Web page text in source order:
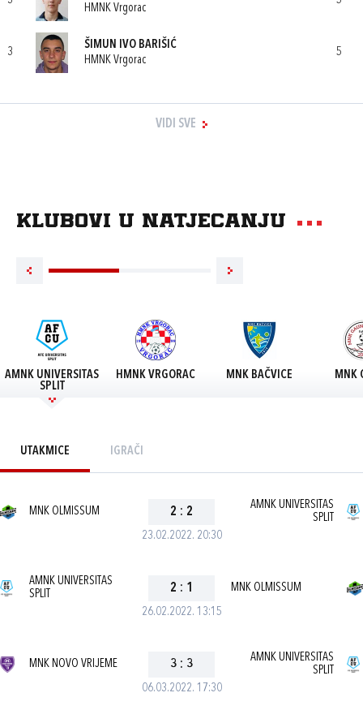
HMNK Vrgorac
3
ŠIMUN IVO BARIŠIĆ
HMNK Vrgorac
5
VIDI SVE
Klubovi u natjecanju
AMNK UNIVERSITAS
SPLIT
HMNK VRGORAC MNK BAČVICE MNK
UTAKMICE IGRAČI
23.02.2022. 20:30
MNK OLMISSUM 2 : 2
AMNK UNIVERSITAS
SPLIT
26.02.2022. 13:15
AMNK UNIVERSITAS
SPLIT
2 : 1 MNK OLMISSUM
06.03.2022. 17:30
MNK NOVO VRIJEME 3 : 3
AMNK UNIVERSITAS
SPLIT